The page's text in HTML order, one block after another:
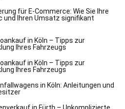
für E-Commerce: Wie Sie Ihre
und Ihren Umsatz signifikant
in Köln – Tipps zur
Ihres Fahrzeugs
in Köln – Tipps zur
Ihres Fahrzeugs
in Köln: Anleitungen und